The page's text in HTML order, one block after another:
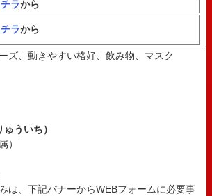
ラから
ラから
ズ、動きやすい格好、飲み物、マスク
ういち）
）
は、下記バナーからWEBフォームに必要事